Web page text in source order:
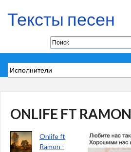
Тексты песен
ONLIFE FT RAMON
Onlife ft
Ramon -